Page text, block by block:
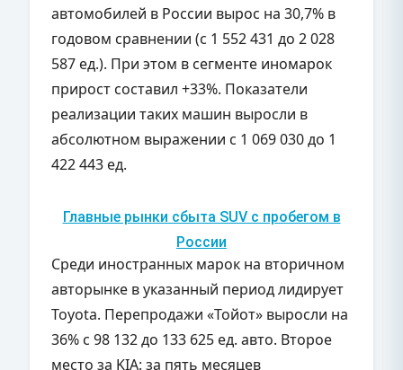
автомобилей в России вырос на 30,7% в
годовом сравнении (с 1 552 431 до 2 028
587 ед.). При этом в сегменте иномарок
прирост составил +33%. Показатели
реализации таких машин выросли в
абсолютном выражении с 1 069 030 до 1
422 443 ед.
Главные рынки сбыта SUV с пробегом в
России
Среди иностранных марок на вторичном
авторынке в указанный период лидирует
Toyota. Перепродажи «Тойот» выросли на
36% с 98 132 до 133 625 ед. авто. Второе
место за KIA: за пять месяцев